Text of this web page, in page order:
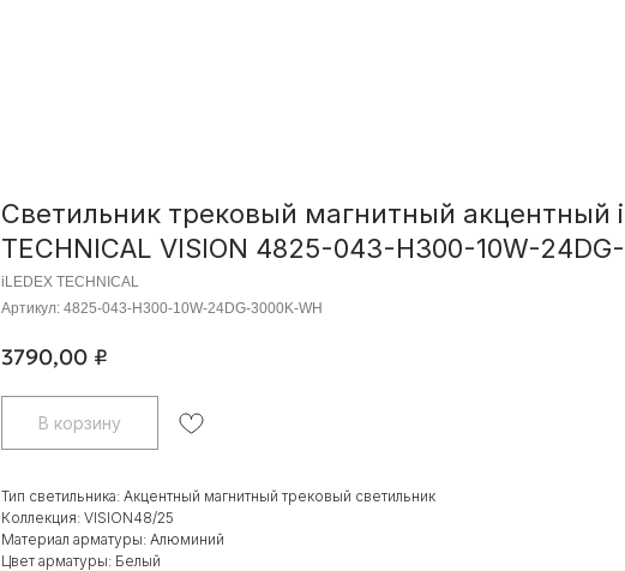
Светильник трековый магнитный акцентный
TECHNICAL VISION 4825-043-H300-10W-
iLEDEX TECHNICAL
Артикул: 4825-043-H300-10W-24DG-3000K-WH
3790,00 ₽
В корзину
Тип светильника: Акцентный магнитный трековый светильник
Коллекция: VISION48/25
Материал арматуры: Алюминий
Цвет арматуры: Белый